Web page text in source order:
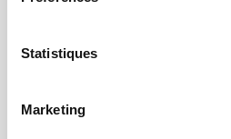
Statistiques
Marketing